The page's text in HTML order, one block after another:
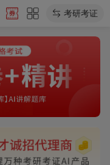
考研考证